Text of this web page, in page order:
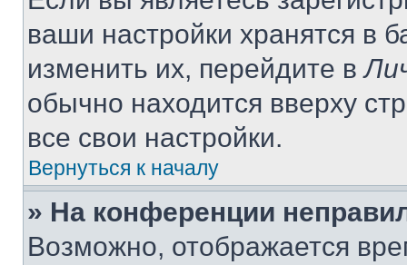
ваши настройки хранятся в
изменить их, перейдите в
обычно находится вверху
все свои настройки.
Вернуться к началу
» На конференции
Возможно, отображается